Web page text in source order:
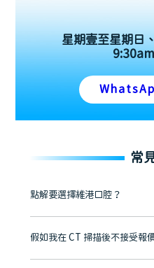
星期壹至星期日
常
點解要選擇維港口腔？
維港口腔踐行「醫道濟世」的大
牌」、「2025香港企業領袖品牌
至今已服務超過三十個國家和地
假如我在 CT 掃描後不接受報
不會！只要未開始實際服務之前，